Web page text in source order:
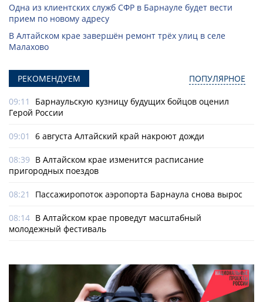
Одна из клиентских служб СФР в Барнауле будет вести
прием по новому адресу
В Алтайском крае завершён ремонт трёх улиц в селе
Малахово
РЕКОМЕНДУЕМ ПОПУЛЯРНОЕ
09:11
Барнаульскую кузницу будущих бойцов оценил
Герой России
09:01 6 августа Алтайский край накроют дожди
08:39 В Алтайском крае изменится расписание
пригородных поездов
08:21 Пассажиропоток аэропорта Барнаула снова вырос
08:14 В Алтайском крае проведут масштабный
молодежный фестиваль